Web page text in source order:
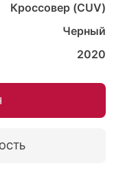
Кроссовер (CUV)
Черный
2020